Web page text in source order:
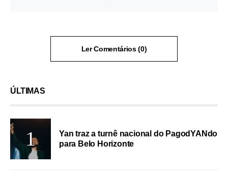
Ler Comentários (0)
ÚLTIMAS
Yan traz a turnê nacional do PagodYANdo
para Belo Horizonte